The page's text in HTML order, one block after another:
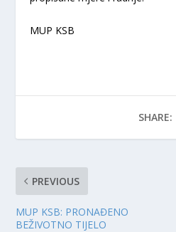
MUP KSB
SHARE:
PREVIOUS
MUP KSB: PRONAĐENO
BEŽIVOTNO TIJELO